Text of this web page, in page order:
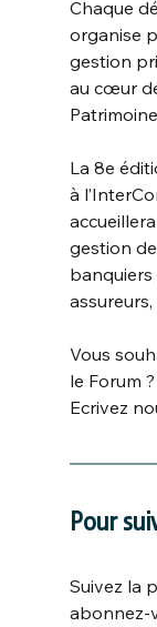
Chaque
organise
gestion
au cœur
La 8e
à
gestion
banquiers
Vous
le Forum ?
Ecrivez
Pour
Suivez la
abonnez-